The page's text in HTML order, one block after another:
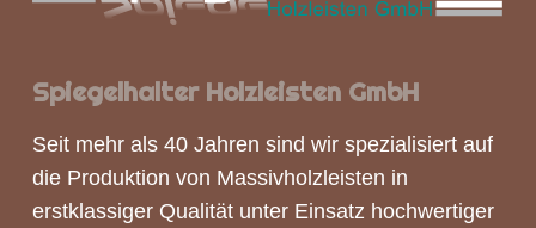
Spiegelhalter Holzleisten GmbH
Seit mehr als 40 Jahren sind wir spezialisiert auf
die Produktion von Massivholzleisten in
erstklassiger Qualität unter Einsatz hochwertiger